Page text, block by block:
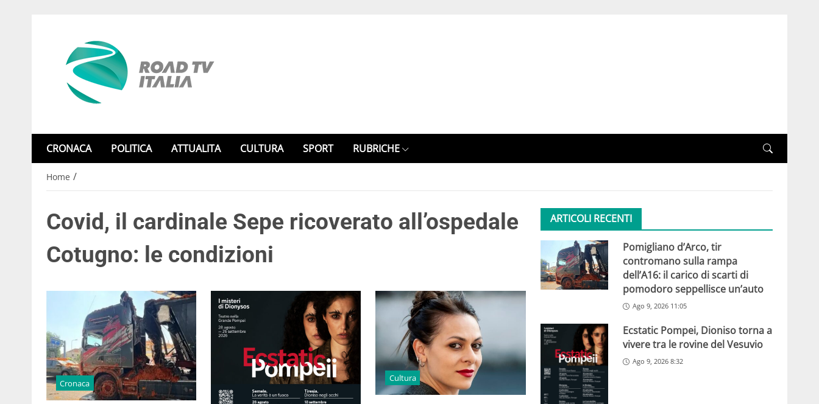
CRONACA POLITICA ATTUALITA CULTURA SPORT RUBRICHE
Home /
Covid, il cardinale Sepe ricoverato all’ospedale
Cotugno: le condizioni
Cronaca Cultura
ARTICOLI RECENTI
Pomigliano d’Arco, tir
contromano sulla rampa
dell’A16: il carico di scarti di
pomodoro seppellisce un’auto
Ago 9, 2026 11:05
Ecstatic Pompei, Dioniso torna a
vivere tra le rovine del Vesuvio
Ago 9, 2026 8:32